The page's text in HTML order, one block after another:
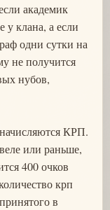
академик
у клана, а если
одни сутки на
не получится
нубов,
КРП.
или раньше,
400 очков
крп
в